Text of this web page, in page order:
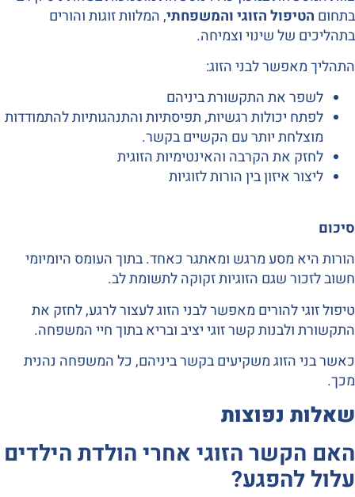
בתחום הטיפול הזוגי והמשפחתי, המלוות זוגות והורים
בתהליכים של שינוי וצמיחה.
התהליך מאפשר לבני הזוג:
לשפר את התקשורת ביניהם
לפתח יכולות רגשיות, תפיסתיות והתנהגותיות להתמודדות
מוצלחת יותר עם הקשיים בקשר.
לחזק את הקרבה והאינטימיות הזוגית
ליצור איזון בין הורות לזוגיות
סיכום
הורות היא מסע מרגש ומאתגר כאחד. בתוך העומס היומיומי
חשוב לזכור שגם הזוגיות זקוקה לתשומת לב.
טיפול זוגי להורים מאפשר לבני הזוג לעצור לרגע, לחזק את
התקשורת ולבנות קשר זוגי יציב ובריא בתוך חיי המשפחה.
כאשר בני הזוג משקיעים בקשר ביניהם, כל המשפחה נהנית
מכך.
שאלות נפוצות
האם הקשר הזוגי אחרי הולדת הילדים
עלול להפגע?